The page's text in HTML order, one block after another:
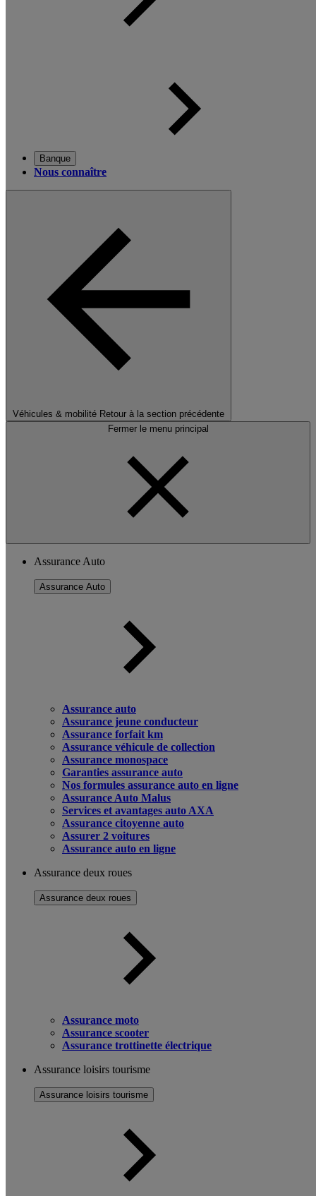
Banque
Nous connaître
Véhicules & mobilité Retour à la section précédente
Fermer le menu principal
Assurance Auto
Assurance Auto
Assurance auto
Assurance jeune conducteur
Assurance forfait km
Assurance véhicule de collection
Assurance monospace
Garanties assurance auto
Nos formules assurance auto en ligne
Assurance Auto Malus
Services et avantages auto AXA
Assurance citoyenne auto
Assurer 2 voitures
Assurance auto en ligne
Assurance deux roues
Assurance deux roues
Assurance moto
Assurance scooter
Assurance trottinette électrique
Assurance loisirs tourisme
Assurance loisirs tourisme